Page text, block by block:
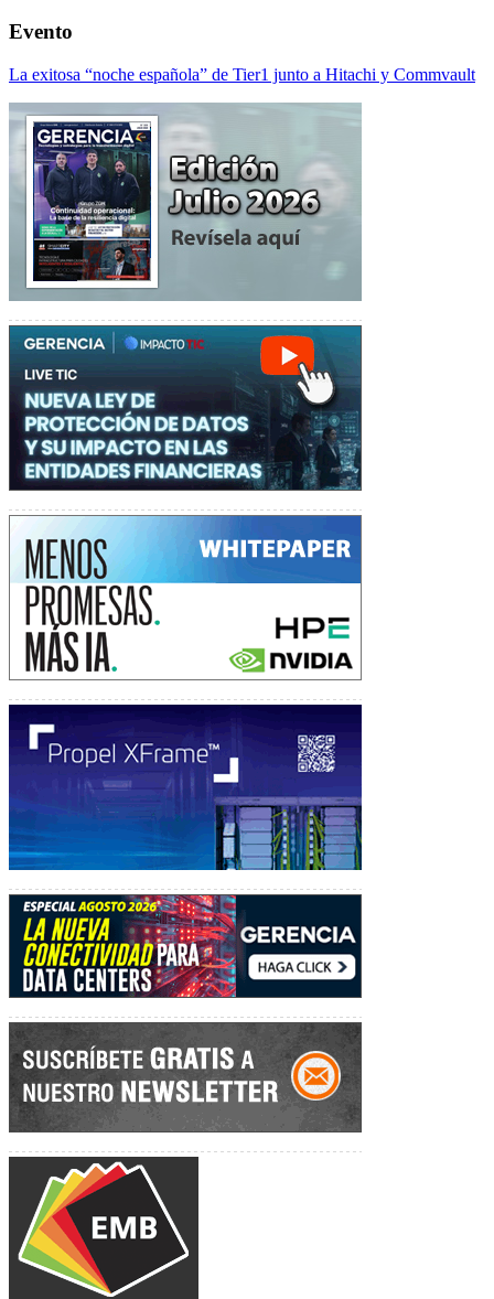
Evento
La exitosa “noche española” de Tier1 junto a Hitachi y Commvault